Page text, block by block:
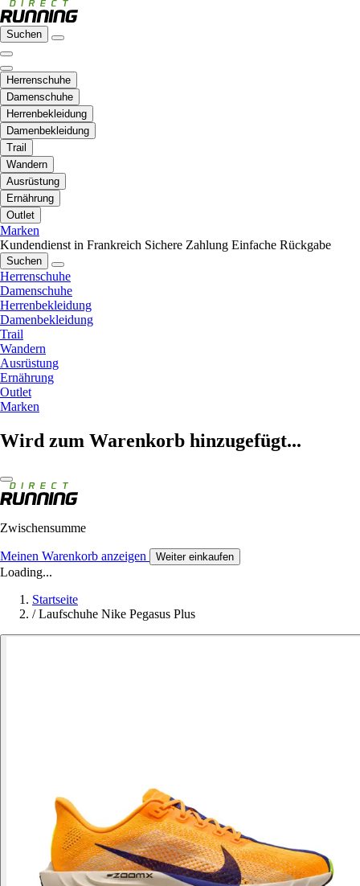
Suchen
Herrenschuhe
Damenschuhe
Herrenbekleidung
Damenbekleidung
Trail
Wandern
Ausrüstung
Ernährung
Outlet
Marken
Kundendienst in Frankreich Sichere Zahlung Einfache Rückgabe
Suchen
Herrenschuhe
Damenschuhe
Herrenbekleidung
Damenbekleidung
Trail
Wandern
Ausrüstung
Ernährung
Outlet
Marken
Wird zum Warenkorb hinzugefügt...
Zwischensumme
Meinen Warenkorb anzeigen Weiter einkaufen
Loading...
Startseite
/ Laufschuhe Nike Pegasus Plus